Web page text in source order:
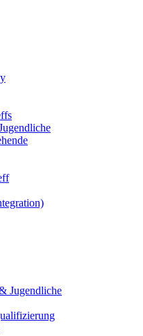
Jugendliche